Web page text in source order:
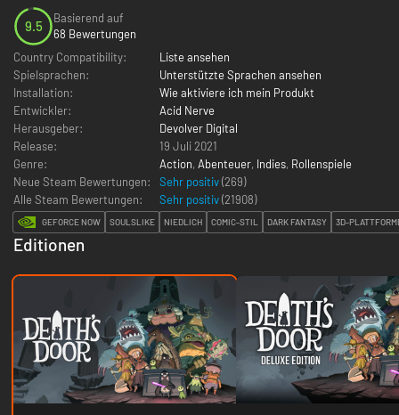
9.5
Basierend auf
68 Bewertungen
Country Compatibility:
Liste ansehen
Spielsprachen:
Unterstützte Sprachen ansehen
Installation:
Wie aktiviere ich mein Produkt
Entwickler:
Acid Nerve
Herausgeber:
Devolver Digital
Release:
19 Juli 2021
Genre:
Action, Abenteuer, Indies, Rollenspiele
Neue Steam Bewertungen:
Sehr positiv(269)
Alle Steam Bewertungen:
Sehr positiv(21908)
GEFORCE NOW SOULSLIKE NIEDLICH COMIC-STIL DARK FANTASY 3D-
Editionen